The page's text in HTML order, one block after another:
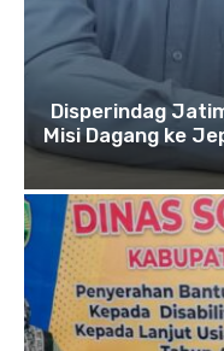
Disperindag
Misi Dagang ke